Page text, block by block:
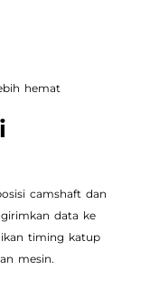
hemat
camshaft dan
data ke
timing katup
mesin.